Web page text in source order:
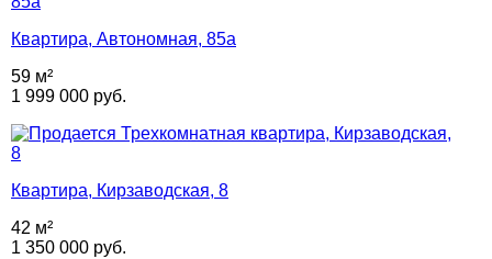
Квартира, Автономная, 85а
59 м²
1 999 000 руб.
Квартира, Кирзаводская, 8
42 м²
1 350 000 руб.